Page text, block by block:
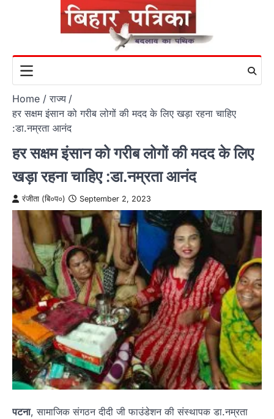
Home
राज्य
हर सक्षम इंसान को गरीब लोगों की मदद के लिए खड़ा रहना चाहिए
:डा.नम्रता आनंद
हर सक्षम इंसान को गरीब लोगों की मदद के लिए
खड़ा रहना चाहिए :डा.नम्रता आनंद
रंजीता (बि०प०) September 2, 2023
पटना, सामाजिक संगठन दीदी जी फाउंडेशन की संस्थापक डा.नम्रता